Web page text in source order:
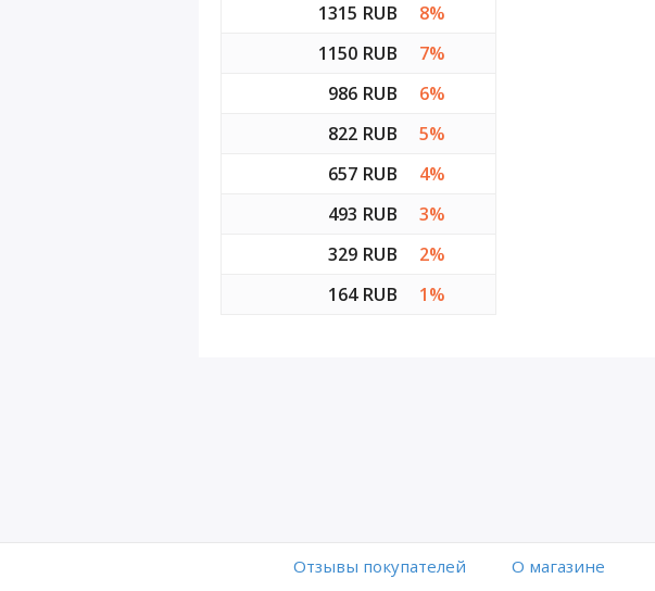
1315 RUB
8%
1150 RUB
7%
986 RUB
6%
822 RUB
5%
657 RUB
4%
493 RUB
3%
329 RUB
2%
164 RUB
1%
Отзывы покупателей O магазине